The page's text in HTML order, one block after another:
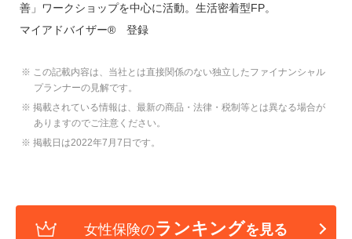
善」ワークショップを中心に活動。生活密着型FP。
マイアドバイザー® 登録
※ この記載内容は、当社とは直接関係のない独立したファイナンシャル
プランナーの見解です。
※ 掲載されている情報は、最新の商品・法律・税制等とは異なる場合が
ありますのでご注意ください。
※ 掲載日は2022年7月7日です。
女性保険のランキングを見る